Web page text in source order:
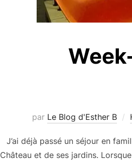
par Le Blog d'Esther B
J’ai déjà passé un séjour en
Château et de ses jardins.